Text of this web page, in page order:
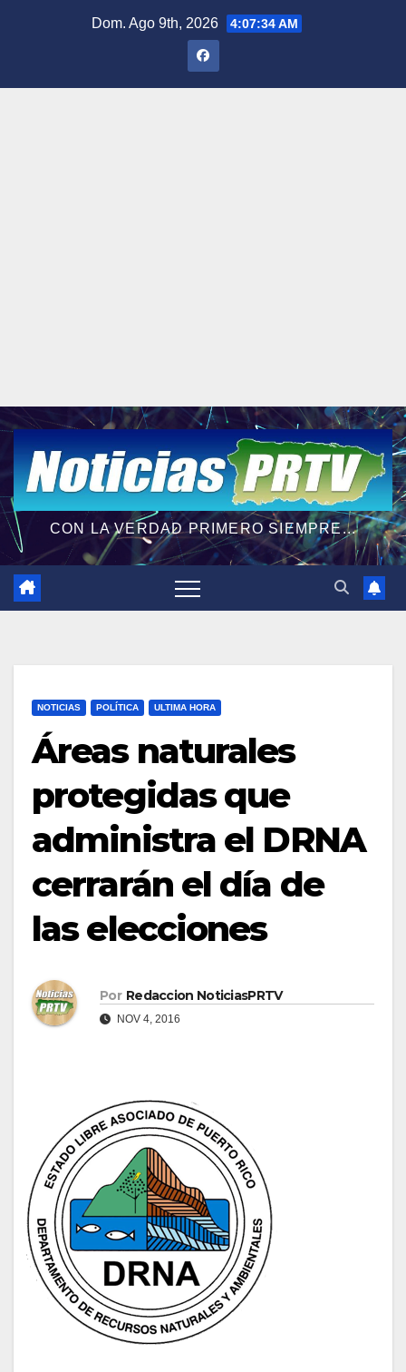
Dom. Ago 9th, 2026 4:07:35 AM
CON LA VERDAD PRIMERO SIEMPRE...
NOTICIAS POLÍTICA ULTIMA HORA
Áreas naturales
protegidas que
administra el DRNA
cerrarán el día de
las elecciones
Por Redaccion NoticiasPRTV
NOV 4, 2016